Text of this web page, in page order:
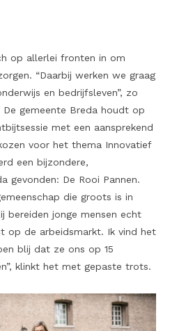
op allerlei fronten in om
“Daarbij werken we graag
en bedrijfsleven”, zo
gemeente Breda houdt op
met een aansprekend
voor het thema Innovatief
een bijzondere,
gevonden: De Rooi Pannen.
die groots is in
bereiden jonge mensen echt
op de arbeidsmarkt. Ik vind het
blij dat ze ons op 15
klinkt het met gepaste trots.